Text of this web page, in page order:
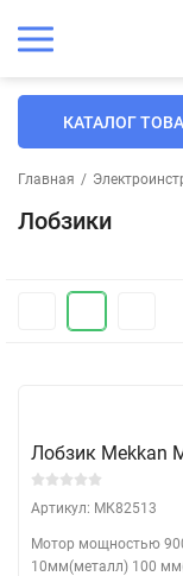
КАТАЛОГ
Главная /
Лобзики
Лобзик Mekkan
Артикул: МК82513
Мотор мощностью
10мм(металл) 100